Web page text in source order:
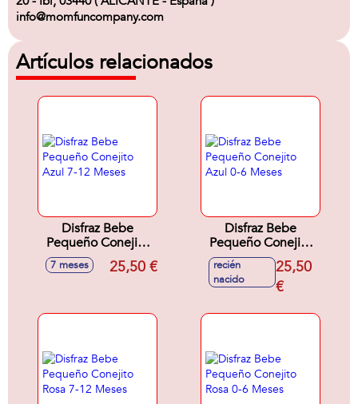
info@momfuncompany.com
Artículos relacionados
Disfraz Bebe
Pequeño Conejito
Azul 7-12 Meses
7 meses 25,50 €
Disfraz Bebe
Pequeño Conejito
Azul 0-6 Meses
recién
nacido
25,50
€